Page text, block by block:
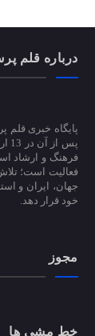
درباره قلم
فعالیت است؛
جهان، ایران و
خود قرار دهد.
مجوز
خط مشی ها